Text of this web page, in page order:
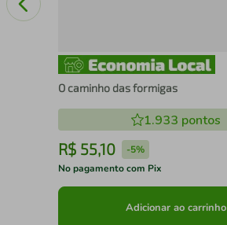
O caminho das formigas
1.933 pontos
R$ 55,10 -5%
No pagamento com Pix
Adicionar ao carrinho